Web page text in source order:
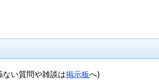
ない質問や雑談は掲示板へ)